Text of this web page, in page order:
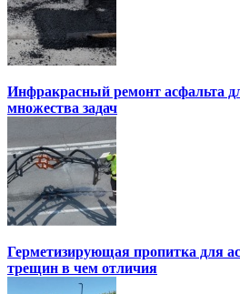
Инфракрасный ремонт асфальта
множества задач
Герметизирующая пропитка для
трещин в чем отличия